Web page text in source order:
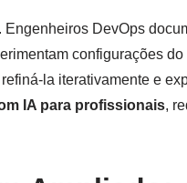
DevOps
configurações
la iterativamente e
IA para profissionais,